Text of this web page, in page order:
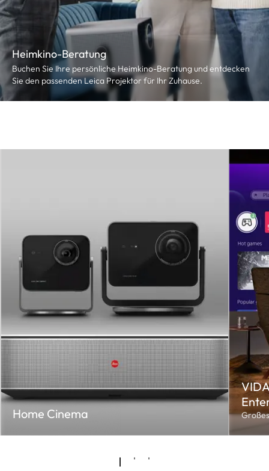
Heimkino-Beratung
Buchen Sie Ihre persönliche Heimkino-Beratung und entdecken
Sie den passenden Leica Projektor für Ihr Zuhause.
Home Cinema